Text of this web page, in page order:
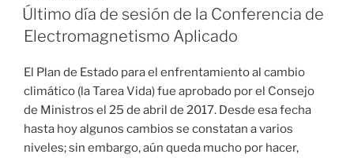
EL
Último día de sesión de la Conferencia de
Electromagnetismo Aplicado
El Plan de Estado para el enfrentamiento al cambio
climático (la Tarea Vida) fue aprobado por el Consejo
de Ministros el 25 de abril de 2017. Desde esa fecha
hasta hoy algunos cambios se constatan a varios
niveles; sin embargo, aún queda mucho por hacer,